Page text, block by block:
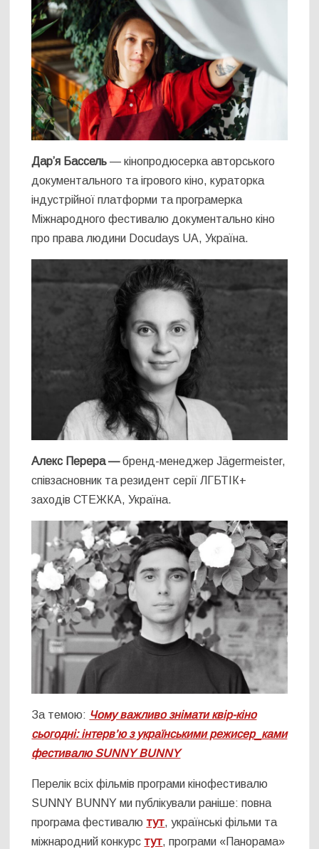
Дар’я Бассель— кінопродюсерка авторського
документального та ігрового кіно, кураторка
індустрійної платформи та програмерка
Міжнародного фестивалю документально кіно
про права людини Docudays UA, Україна.
Алекс Перера —бренд-менеджер Jägermeister,
співзасновник та резидент серії ЛГБТІК+
заходів СТЕЖКА, Україна.
За темою: Чому важливо знімати квір-кіно
сьогодні: інтерв’ю з українськими режисер_ками
фестивалю SUNNY BUNNY
Перелік всіх фільмів програми кінофестивалю
SUNNY BUNNY ми публікували раніше: повна
програма фестивалю тут, українські фільми та
міжнародний конкурс тут, програми «Панорама»